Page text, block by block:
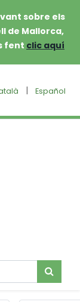
sobre els
de Mallorca,
fent clic aquí
| Español